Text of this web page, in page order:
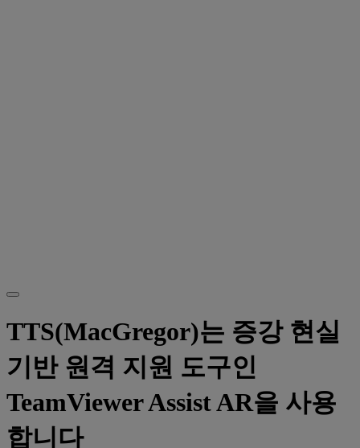
TTS(MacGregor)는 증강 현실
기반 원격 지원 도구인
TeamViewer Assist AR을 사용
합니다